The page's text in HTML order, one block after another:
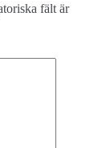
fält är